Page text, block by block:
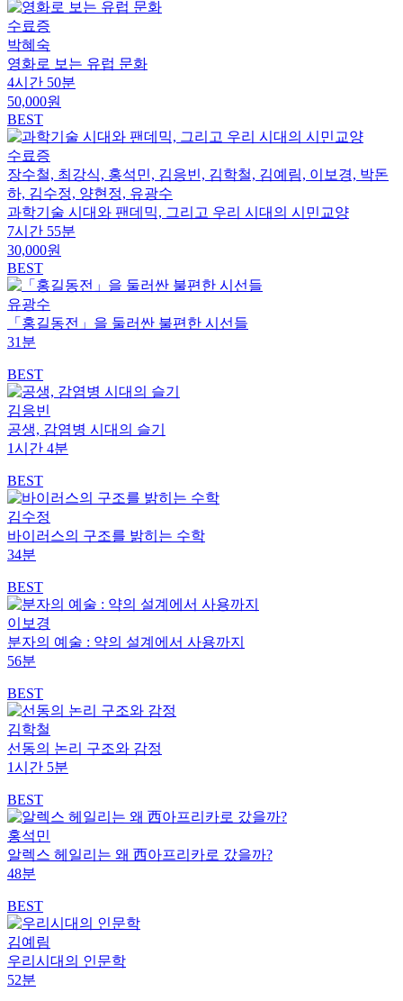
수료증
박혜숙
영화로 보는 유럽 문화
4시간 50분
50,000원
BEST
수료증
장수철, 최강식, 홍석민, 김응빈, 김학철, 김예림, 이보경, 박돈
하, 김수정, 양현정, 유광수
과학기술 시대와 팬데믹, 그리고 우리 시대의 시민교양
7시간 55분
30,000원
BEST
유광수
「홍길동전」을 둘러싼 불편한 시선들
31분
BEST
김응빈
공생, 감염병 시대의 슬기
1시간 4분
BEST
김수정
바이러스의 구조를 밝히는 수학
34분
BEST
이보경
분자의 예술 : 약의 설계에서 사용까지
56분
BEST
김학철
선동의 논리 구조와 감정
1시간 5분
BEST
홍석민
알렉스 헤일리는 왜 西아프리카로 갔을까?
48분
BEST
김예림
우리시대의 인문학
52분